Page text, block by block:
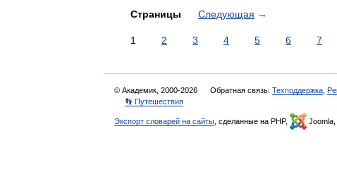
Страницы Следующая →
1 2 3 4 5 6 7
© Академик, 2000-2026 Обратная связь: Техподдержка
👣 Путешествия
Экспорт словарей на сайты , сделанные на PHP, Joomla,